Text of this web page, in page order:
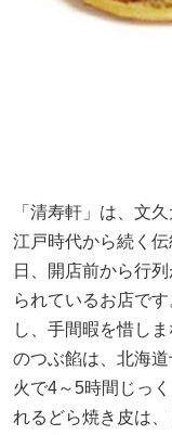
「清寿軒」は、文
江戸時代から続く
日、開店前から行
られているお店で
し、手間暇を惜し
のつぶ餡は、北海
火で4～5時間じっ
れるどら焼き皮は